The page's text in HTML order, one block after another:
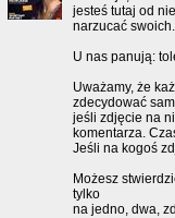
jesteś tutaj od
narzucać swoich.
U nas panują:
Uważamy, że
zdecydować
jeśli zdjęcie na
komentarza.
Jeśli na kogoś
Możesz
tylko
na jedno, dwa,